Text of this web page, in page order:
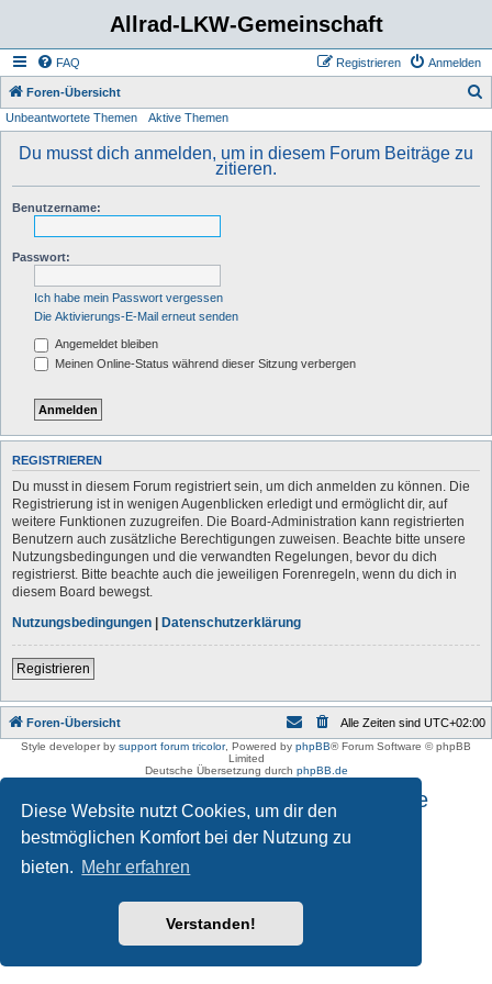
Diese Website nutzt Cookies, um dir den
bestmöglichen Komfort bei der Nutzung zu
bieten. Mehr erfahren
Verstanden!
Allrad-LKW-Gemeinschaft
FAQ Anmelden
Registrieren
Foren-Übersicht
Unbeantwortete Themen Aktive Themen
Du musst dich anmelden, um in diesem Forum Beiträge zu
zitieren.
Benutzername:
Passwort:
Ich habe mein Passwort vergessen
Die Aktivierungs-E-Mail erneut senden
Angemeldet bleiben
Meinen Online-Status während dieser Sitzung verbergen
REGISTRIEREN
Du musst in diesem Forum registriert sein, um dich anmelden zu können. Die
Registrierung ist in wenigen Augenblicken erledigt und ermöglicht dir, auf
weitere Funktionen zuzugreifen. Die Board-Administration kann registrierten
Benutzern auch zusätzliche Berechtigungen zuweisen. Beachte bitte unsere
Nutzungsbedingungen und die verwandten Regelungen, bevor du dich
registrierst. Bitte beachte auch die jeweiligen Forenregeln, wenn du dich in
diesem Board bewegst.
Nutzungsbedingungen | Datenschutzerklärung
Registrieren
Foren-Übersicht Alle Zeiten sind UTC+02:00
Style developer by support forum tricolor, Powered by phpBB® Forum Software © phpBB
Limited
Deutsche Übersetzung durch phpBB.de
Impressum und Datenschutzhinweise